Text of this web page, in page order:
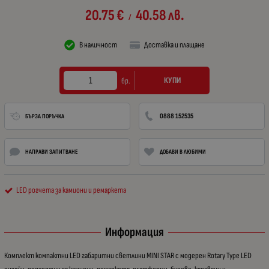
20.75€ / 40.58лв.
В наличност Доставка и плащане
бр. КУПИ
БЪРЗА ПОРЪЧКА 0888 152535
НАПРАВИ ЗАПИТВАНЕ ДОБАВИ В ЛЮБИМИ
LED рогчета за камиони и ремаркета
Информация
Комплект компактни LED габаритни светлини MINI STAR с модерен Rotary Type LED